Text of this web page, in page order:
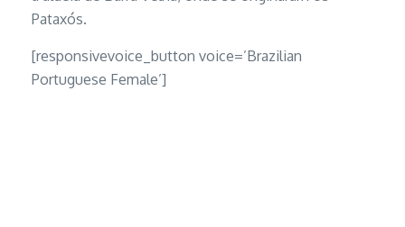
Pataxós.
[responsivevoice_button voice=’Brazilian
Portuguese Female’]